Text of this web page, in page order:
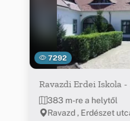
7292
Ravazdi Erdei Iskola -
383 m-re a helytől
Ravazd , Erdészet